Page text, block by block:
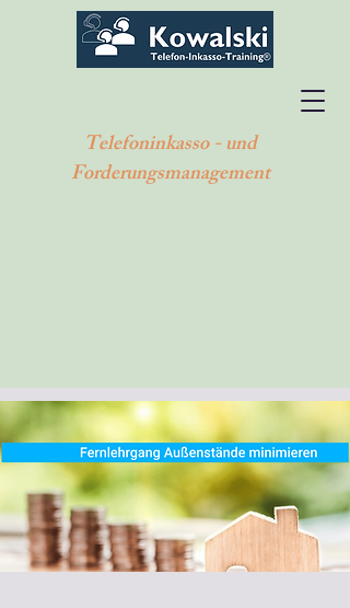
Telefoninkasso - und
Forderungsmanagement